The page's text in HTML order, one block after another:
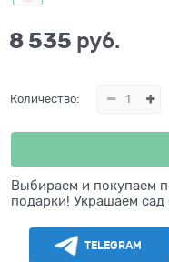
8 535 руб.
Количество:
Выбираем и покупаем
подарки! Украшаем сад
TELEGRAM